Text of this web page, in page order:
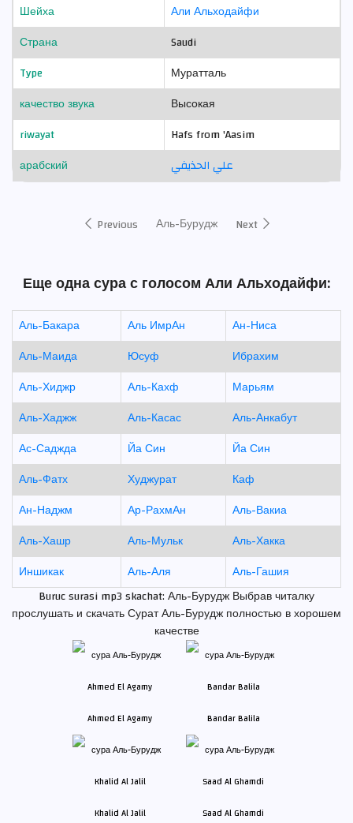
Шейха
Али Альходайфи
Страна
Saudi
Type
Муратталь
качество звука
Высокая
riwayat
Hafs from 'Aasim
арабский
علي الحذيفي
Previous Аль-Бурудж Next
Еще одна сура с голосом Али Альходайфи:
Аль-Бакара Аль ИмрАн
Ан-Ниса
Аль-Маида
Юсуф
Ибрахим
Аль-Хиджр
Аль-Кахф
Марьям
Аль-Хаджж
Аль-Касас
Аль-Анкабут
Ас-Саджда
Йа Син
Йа Син
Аль-Фатх
Худжурат
Каф
Ан-Наджм
Ар-РахмАн
Аль-Вакиа
Аль-Хашр
Аль-Мульк
Аль-Хакка
Иншикак
Аль-Аля
Аль-Гашия
Buruc surasi mp3 skachat: Аль-Бурудж Выбрав читалку
прослушать и скачать Сурат Аль-Бурудж полностью в хорошем
качестве
Ahmed El Agamy Bandar Balila
Khalid Al Jalil Saad Al Ghamdi